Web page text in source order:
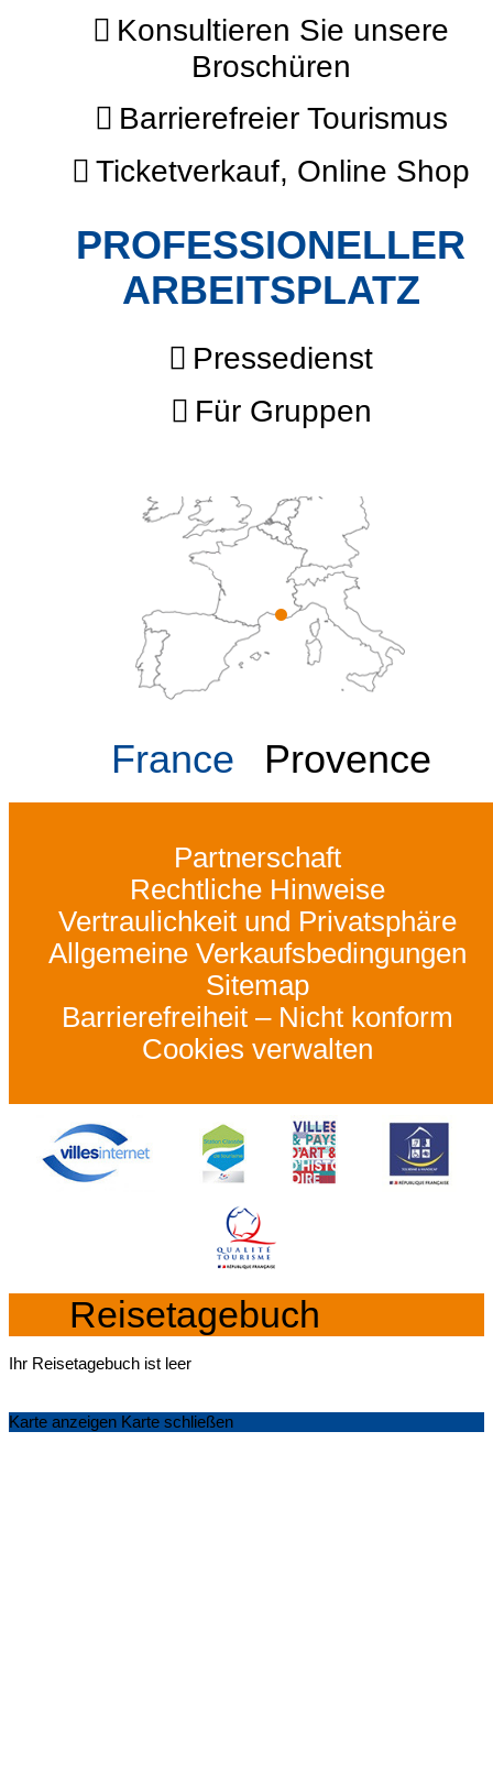
Konsultieren Sie unsere
Broschüren
Barrierefreier Tourismus
Ticketverkauf, Online Shop
PROFESSIONELLER
ARBEITSPLATZ
Pressedienst
Für Gruppen
France Provence
Partnerschaft
Rechtliche Hinweise
Vertraulichkeit und Privatsphäre
Allgemeine Verkaufsbedingungen
Sitemap
Barrierefreiheit – Nicht konform
Cookies verwalten
Reisetagebuch
Ihr Reisetagebuch ist leer
Karte anzeigen Karte schließen